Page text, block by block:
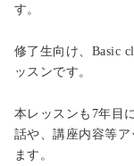
す。
修了生向け、Basic
ッスンです。
本レッスンも 7年目
話や、講座内容等
ます。